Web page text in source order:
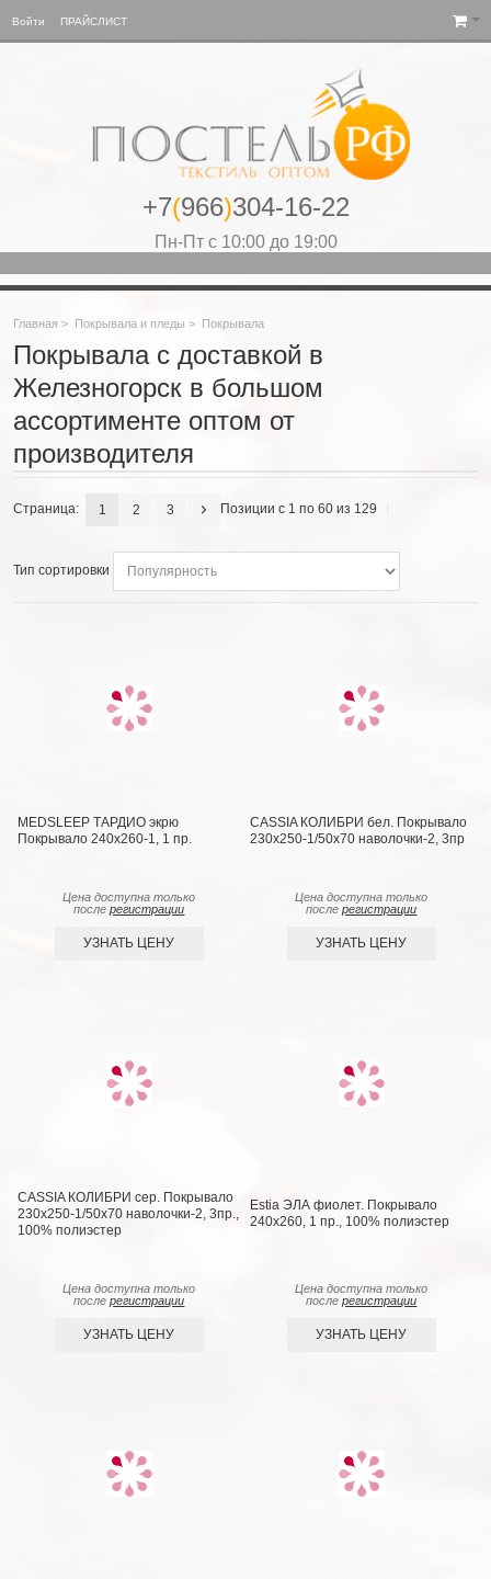
Войти ПРАЙСЛИСТ
+7(966)304-16-22
Пн-Пт с 10:00 до 19:00
Главная > Покрывала и пледы > Покрывала
Покрывала с доставкой в
Железногорск в большом
ассортименте оптом от
производителя
Позиции с 1 по 60 из 129
Страница: 1 2 3
Тип сортировки
MEDSLEEP ТАРДИО экрю
Покрывало 240х260-1, 1 пр.
Цена доступна только
послерегистрации
УЗНАТЬ ЦЕНУ
CASSIA КОЛИБРИ бел. Покрывало
230x250-1/50х70 наволочки-2, 3пр
Цена доступна только
послерегистрации
УЗНАТЬ ЦЕНУ
CASSIA КОЛИБРИ сер. Покрывало
230х250-1/50х70 наволочки-2, 3пр.,
100% полиэстер
Цена доступна только
послерегистрации
УЗНАТЬ ЦЕНУ
Estia ЭЛА фиолет. Покрывало
240х260, 1 пр., 100% полиэстер
Цена доступна только
послерегистрации
УЗНАТЬ ЦЕНУ